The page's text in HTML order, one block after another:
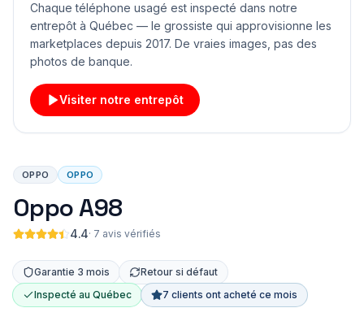
Chaque téléphone usagé est inspecté dans notre
entrepôt à Québec — le grossiste qui approvisionne les
marketplaces depuis 2017. De vraies images, pas des
photos de banque.
Visiter notre entrepôt
OPPO OPPO
Oppo A98
4.4· 7 avis vérifiés
Garantie 3 mois
Retour si défaut
Inspecté au Québec
7 clients ont acheté ce mois